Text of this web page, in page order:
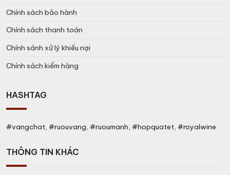
Chính sách bảo hành
Chính sách thanh toán
Chính sánh xử lý khiếu nại
Chính sách kiểm hàng
HASHTAG
#vangchat, #ruouvang, #ruoumanh, #hopquatet, #royalwine
THÔNG TIN KHÁC